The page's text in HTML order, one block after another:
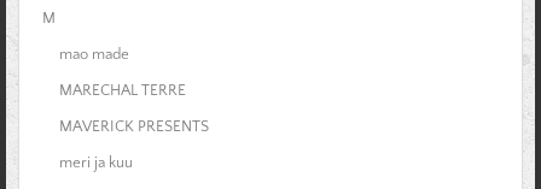
M
mao made
MARECHAL TERRE
MAVERICK PRESENTS
meri ja kuu